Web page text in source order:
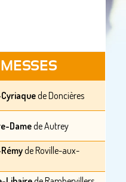
de Doncières
Damede Autrey
de Roville-aux-